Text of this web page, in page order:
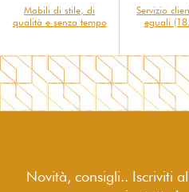
Mobili di stile, di
qualità e senza tempo
Servizio
eguali
Novità, consigli.. Iscriviti